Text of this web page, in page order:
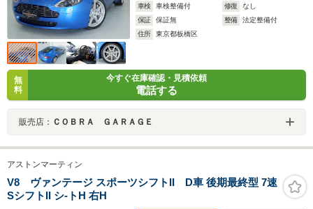
車検
車検整備付 修復
なし
保証
保証無 整備
法定整備付
住所
東京都板橋区
無
料
今すぐ在庫確認・見積依頼
電話する
販売店： ＣＯＢＲＡ ＧＡＲＡＧＥ
アストンマーティン
V8 ヴァンテージ スポーツシフトII D車 後期最終型 7速
SシフトII シ-トH 右H